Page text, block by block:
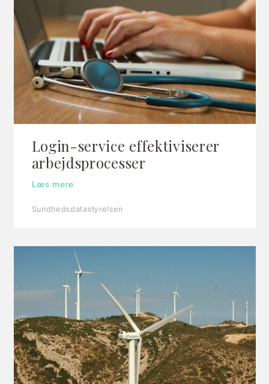
Login-service effektiviserer
arbejdsprocesser
Læs mere
Sundhedsdatastyrelsen